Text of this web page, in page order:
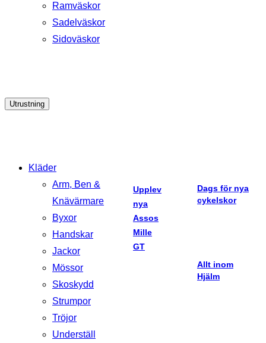
Ramväskor
Sadelväskor
Sidoväskor
Utrustning
Kläder
Arm, Ben &
Knävärmare
Byxor
Handskar
Jackor
Mössor
Skoskydd
Strumpor
Tröjor
Underställ
Upplev
nya
Assos
Mille
GT
Dags för nya
cykelskor
Allt inom
Hjälm